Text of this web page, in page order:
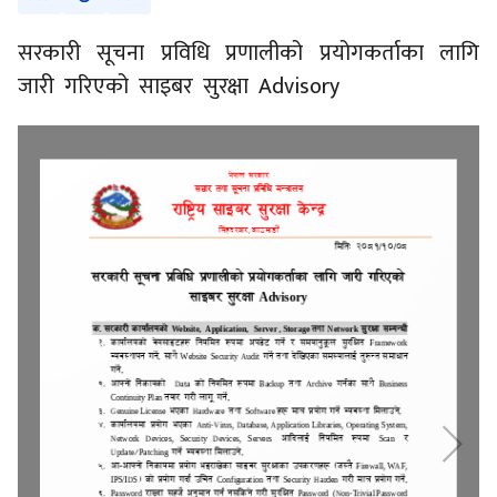
सरकारी सूचना प्रविधि प्रणालीको प्रयोगकर्ताका लागि
जारी गरिएको साइबर सुरक्षा Advisory